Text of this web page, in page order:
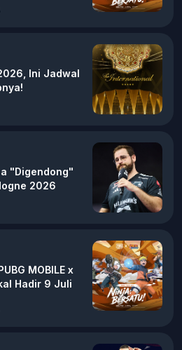
Ini Jadwal
"Digendong"
2026
MOBILE x
Hadir 9 Juli